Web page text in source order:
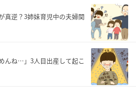
真逆？3姉妹育児中の夫婦関
んね…」3人目出産して起こ